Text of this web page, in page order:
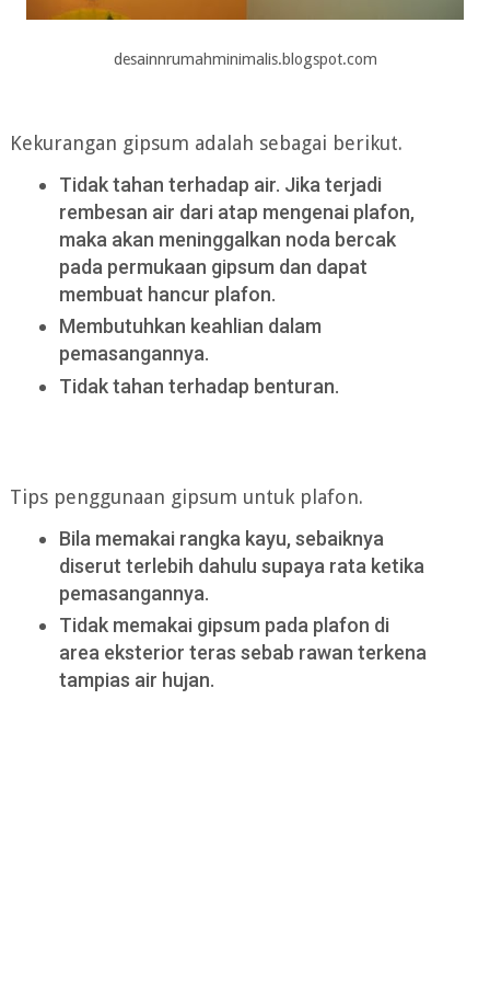
desainnrumahminimalis.blogspot.com
Kekurangan gipsum adalah sebagai berikut.
Tidak tahan terhadap air. Jika terjadi
rembesan air dari atap mengenai plafon,
maka akan meninggalkan noda bercak
pada permukaan gipsum dan dapat
membuat hancur plafon.
Membutuhkan keahlian dalam
pemasangannya.
Tidak tahan terhadap benturan.
Tips penggunaan gipsum untuk plafon.
Bila memakai rangka kayu, sebaiknya
diserut terlebih dahulu supaya rata ketika
pemasangannya.
Tidak memakai gipsum pada plafon di
area eksterior teras sebab rawan terkena
tampias air hujan.